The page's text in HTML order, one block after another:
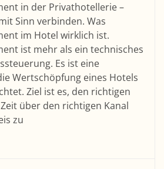
in der Privathotellerie –
Sinn verbinden. Was
im Hotel wirklich ist.
ist mehr als ein technisches
Es ist eine
Wertschöpfung eines Hotels
Ziel ist es, den richtigen
über den richtigen Kanal
zu